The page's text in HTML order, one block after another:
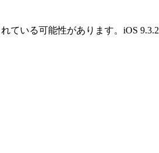
ている可能性があります。iOS